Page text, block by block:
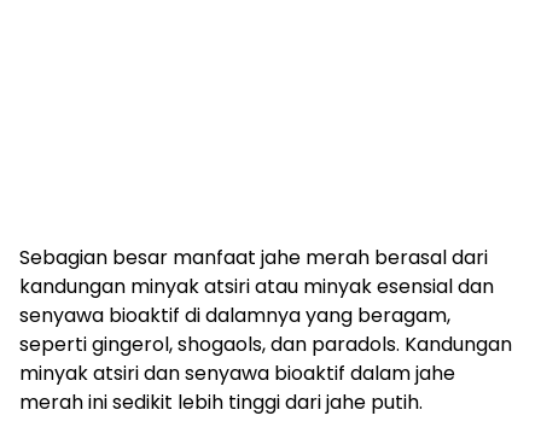
Sebagian besar manfaat jahe merah berasal dari
kandungan minyak atsiri atau minyak esensial dan
senyawa bioaktif di dalamnya yang beragam,
seperti gingerol, shogaols, dan paradols. Kandungan
minyak atsiri dan senyawa bioaktif dalam jahe
merah ini sedikit lebih tinggi dari jahe putih.